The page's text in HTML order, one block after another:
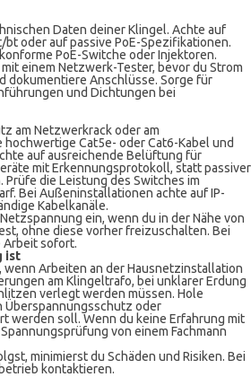
Daten deiner Klingel. Achte auf
bt oder auf passive PoE-Spezifikationen.
PoE-Switche oder Injektoren.
einem Netzwerk-Tester, bevor du Strom
dokumentiere Anschlüsse. Sorge für
und Dichtungen bei
am Netzwerkrack oder am
Cat5e- oder Cat6-Kabel und
auf ausreichende Belüftung für
mit Erkennungsprotokoll, statt passiver
Prüfe die Leistung des Switches im
Bei Außeninstallationen achte auf IP-
Kabelkanäle.
ein, wenn du in der Nähe von
ohne diese vorher freizuschalten. Bei
Arbeit sofort.
ist
wenn Arbeiten an der Hausnetzinstallation
am Klingeltrafo, bei unklarer Erdung
verlegt werden müssen. Hole
oder
werden soll. Wenn du keine Erfahrung mit
von einem Fachmann
minimierst du Schäden und Risiken. Bei
kontaktieren.